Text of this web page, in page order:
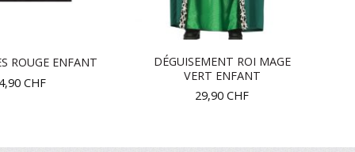
ROUGE ENFANT
CHF
DÉGUISEMENT ROI MAGE
VERT ENFANT
29,90 CHF